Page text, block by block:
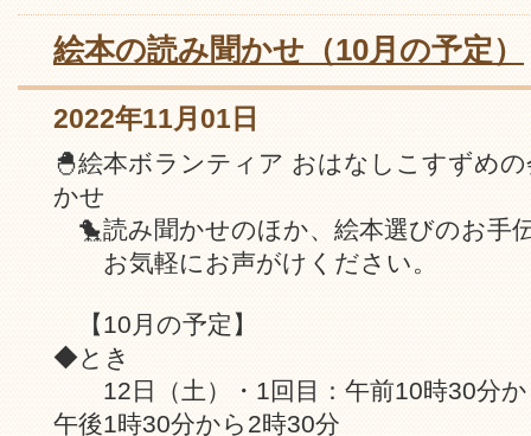
絵本の読み聞かせ（10月の予定）
2022年11月01日
🐣絵本ボランティア おはなしこすずめ
かせ
🐤読み聞かせのほか、絵本選びのお手
お気軽にお声がけください。
【10月の予定】
◆とき
12日（土）・1回目：午前10時30分か
午後1時30分から2時30分